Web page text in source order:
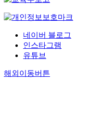
네이버 블로그
인스타그램
유튜브
해외이동버튼